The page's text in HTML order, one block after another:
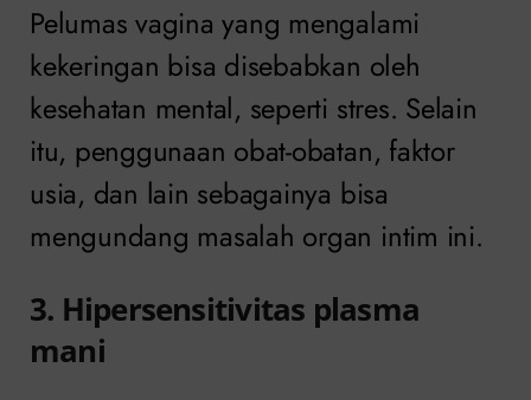
Pelumas vagina yang mengalami
kekeringan bisa disebabkan oleh
kesehatan mental, seperti stres. Selain
itu, penggunaan obat-obatan, faktor
usia, dan lain sebagainya bisa
mengundang masalah organ intim ini.
3. Hipersensitivitas plasma
mani